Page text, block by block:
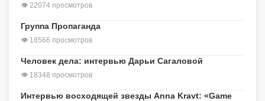
👁 22074 просмотров
Группа Пропаганда
👁 18566 просмотров
Человек дела: интервью Дарьи Сагаловой
👁 18348 просмотров
Интервью восходящей звезды Anna Kravt: «Game